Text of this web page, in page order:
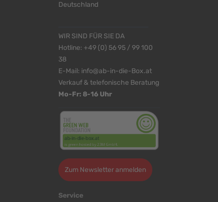
Deutschland
WIR SIND FÜR SIE DA
Hotline: +49 (0) 56 95 / 99 100
38
E-Mail: info@ab-in-die-Box.at
Verkauf & telefonische Beratung
Mo-Fr: 8-16 Uhr
Zum Newsletter anmelden
Service